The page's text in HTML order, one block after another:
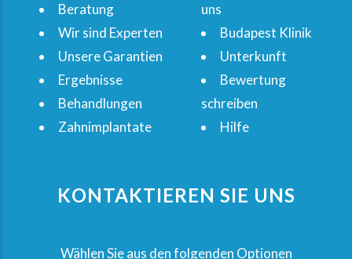
Beratung
Wir sind Experten
Unsere Garantien
Ergebnisse
Behandlungen
Zahnimplantate
uns
Budapest Klinik
Unterkunft
Bewertung
schreiben
Hilfe
KONTAKTIEREN SIE UNS
Wählen Sie aus den folgenden Optionen